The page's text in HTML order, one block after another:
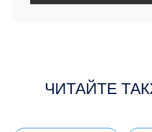
ЧИТАЙТЕ